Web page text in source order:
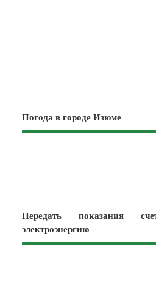
Погода в городе Изюме
Передать показания
электроэнергию